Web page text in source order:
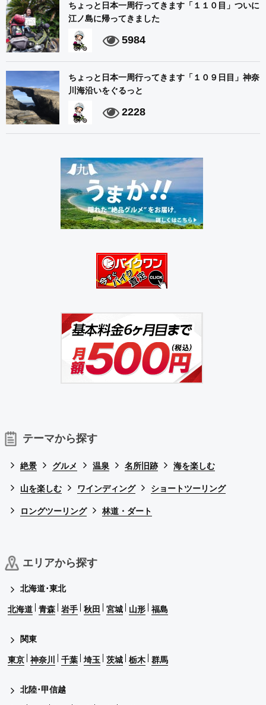
ちょっと日本一周行ってきます「１１０目」ついに
江ノ島に帰ってきました
5984
ちょっと日本一周行ってきます「１０９日目」神奈
川海沿いをぐるっと
2228
テーマから探す
絶景 グルメ 温泉 名所旧跡 海を楽しむ
山を楽しむ ワインディング ショートツーリング
ロングツーリング 林道・ダート
エリアから探す
北海道･東北
北海道 青森 岩手 秋田 宮城 山形 福島
関東
東京 神奈川 千葉 埼玉 茨城 栃木 群馬
北陸･甲信越